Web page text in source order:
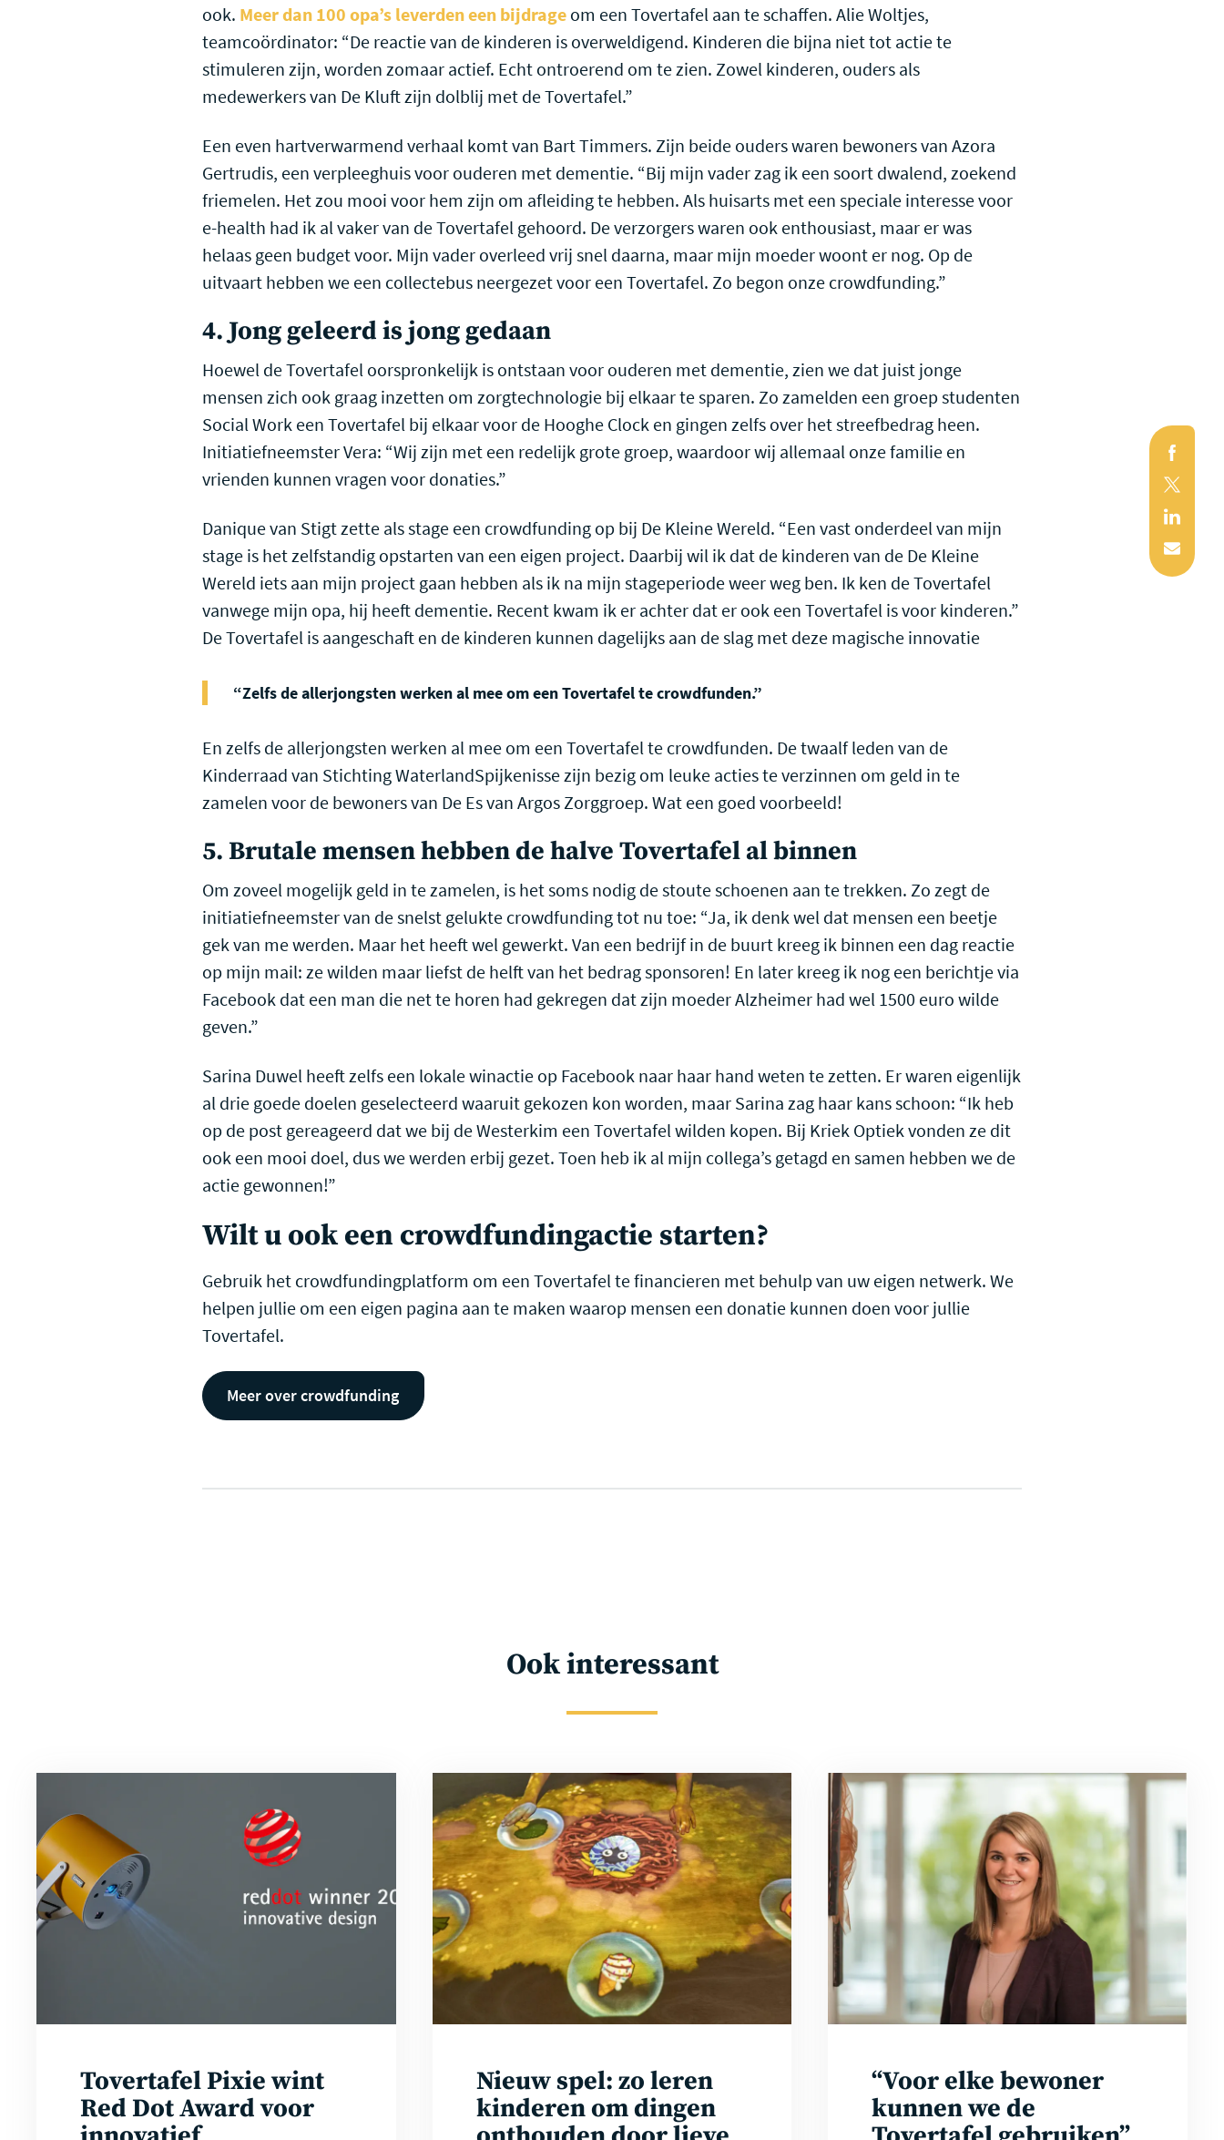
X
Mail
ook. Meer dan 100 opa’s leverden een bijdrage om een Tovertafel aan te schaffen. Alie Woltjes,
teamcoördinator: “De reactie van de kinderen is overweldigend. Kinderen die bijna niet tot actie te
stimuleren zijn, worden zomaar actief. Echt ontroerend om te zien. Zowel kinderen, ouders als
medewerkers van De Kluft zijn dolblij met de Tovertafel.”
Een even hartverwarmend verhaal komt van Bart Timmers. Zijn beide ouders waren bewoners van Azora
Gertrudis, een verpleeghuis voor ouderen met dementie. “Bij mijn vader zag ik een soort dwalend, zoekend
friemelen. Het zou mooi voor hem zijn om afleiding te hebben. Als huisarts met een speciale interesse voor
e-health had ik al vaker van de Tovertafel gehoord. De verzorgers waren ook enthousiast, maar er was
helaas geen budget voor. Mijn vader overleed vrij snel daarna, maar mijn moeder woont er nog. Op de
uitvaart hebben we een collectebus neergezet voor een Tovertafel. Zo begon onze crowdfunding.”
4. Jong geleerd is jong gedaan
Hoewel de Tovertafel oorspronkelijk is ontstaan voor ouderen met dementie, zien we dat juist jonge
mensen zich ook graag inzetten om zorgtechnologie bij elkaar te sparen. Zo zamelden een groep studenten
Social Work een Tovertafel bij elkaar voor de Hooghe Clock en gingen zelfs over het streefbedrag heen.
Initiatiefneemster Vera: “Wij zijn met een redelijk grote groep, waardoor wij allemaal onze familie en
vrienden kunnen vragen voor donaties.”
Danique van Stigt zette als stage een crowdfunding op bij De Kleine Wereld. “Een vast onderdeel van mijn
stage is het zelfstandig opstarten van een eigen project. Daarbij wil ik dat de kinderen van de De Kleine
Wereld iets aan mijn project gaan hebben als ik na mijn stageperiode weer weg ben. Ik ken de Tovertafel
vanwege mijn opa, hij heeft dementie. Recent kwam ik er achter dat er ook een Tovertafel is voor kinderen.”
De Tovertafel is aangeschaft en de kinderen kunnen dagelijks aan de slag met deze magische innovatie
“Zelfs de allerjongsten werken al mee om een Tovertafel te crowdfunden.”
En zelfs de allerjongsten werken al mee om een Tovertafel te crowdfunden. De twaalf leden van de
Kinderraad van Stichting WaterlandSpijkenisse zijn bezig om leuke acties te verzinnen om geld in te
zamelen voor de bewoners van De Es van Argos Zorggroep. Wat een goed voorbeeld!
5. Brutale mensen hebben de halve Tovertafel al binnen
Om zoveel mogelijk geld in te zamelen, is het soms nodig de stoute schoenen aan te trekken. Zo zegt de
initiatiefneemster van de snelst gelukte crowdfunding tot nu toe: “Ja, ik denk wel dat mensen een beetje
gek van me werden. Maar het heeft wel gewerkt. Van een bedrijf in de buurt kreeg ik binnen een dag reactie
op mijn mail: ze wilden maar liefst de helft van het bedrag sponsoren! En later kreeg ik nog een berichtje via
Facebook dat een man die net te horen had gekregen dat zijn moeder Alzheimer had wel 1500 euro wilde
geven.”
Sarina Duwel heeft zelfs een lokale winactie op Facebook naar haar hand weten te zetten. Er waren eigenlijk
al drie goede doelen geselecteerd waaruit gekozen kon worden, maar Sarina zag haar kans schoon: “Ik heb
op de post gereageerd dat we bij de Westerkim een Tovertafel wilden kopen. Bij Kriek Optiek vonden ze dit
ook een mooi doel, dus we werden erbij gezet. Toen heb ik al mijn collega’s getagd en samen hebben we de
actie gewonnen!”
Wilt u ook een crowdfundingactie starten?
Gebruik het crowdfundingplatform om een Tovertafel te financieren met behulp van uw eigen netwerk. We
helpen jullie om een eigen pagina aan te maken waarop mensen een donatie kunnen doen voor jullie
Tovertafel.
Meer over crowdfunding
Ook interessant
Tovertafel Pixie wint
Red Dot Award voor
meer
Nieuw spel: zo leren
kinderen om dingen
meer
“Voor elke bewoner
kunnen we de
Lees
meer